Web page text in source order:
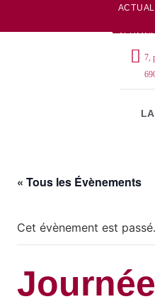
ALUMNI
7,
« Tous les Évènements
Cet évènement est passé.